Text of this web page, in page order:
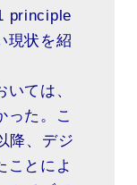
principle
現状を紹
ては、
った。こ
降、デジ
ことによ